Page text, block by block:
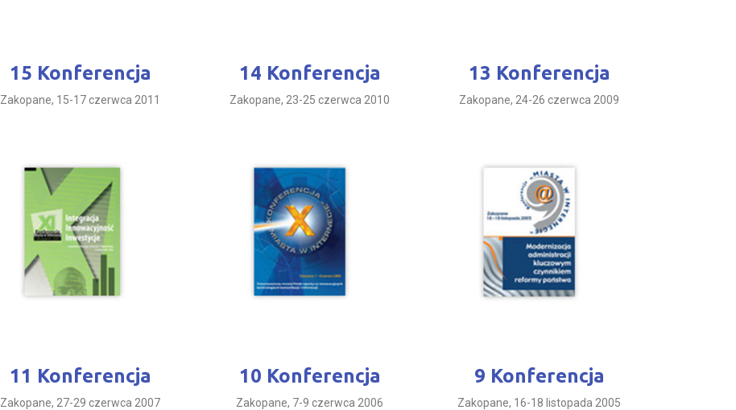
15 Konferencja
Zakopane, 15-17 czerwca 2011
11 Konferencja
Zakopane, 27-29 czerwca 2007
14 Konferencja
Zakopane, 23-25 czerwca 2010
10 Konferencja
Zakopane, 7-9 czerwca 2006
13 Konferencja
Zakopane, 24-26 czerwca 2009
9 Konferencja
Zakopane, 16-18 listopada 2005